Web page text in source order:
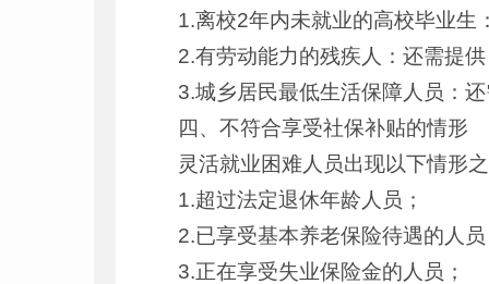
1.离校2年内未就业的高校毕业生
2.有劳动能力的残疾人：还需提
3.城乡居民最低生活保障人员：
四、不符合享受社保补贴的情形
灵活就业困难人员出现以下情形
1.超过法定退休年龄人员；
2.已享受基本养老保险待遇的人
3.正在享受失业保险金的人员；